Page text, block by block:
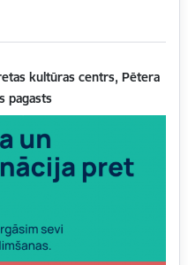
kultūras centrs, Pētera
pagasts